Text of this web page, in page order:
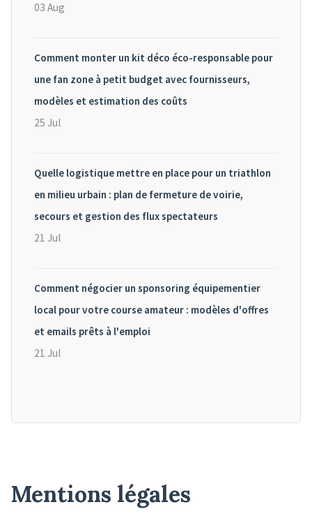
03 Aug
Comment monter un kit déco éco-responsable pour
une fan zone à petit budget avec fournisseurs,
modèles et estimation des coûts
25 Jul
Quelle logistique mettre en place pour un triathlon
en milieu urbain : plan de fermeture de voirie,
secours et gestion des flux spectateurs
21 Jul
Comment négocier un sponsoring équipementier
local pour votre course amateur : modèles d'offres
et emails prêts à l'emploi
21 Jul
Mentions légales